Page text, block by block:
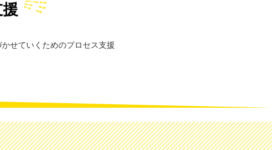
せていくためのプロセス支援